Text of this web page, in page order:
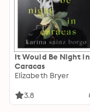
It Would Be Night in
Caracas
Elizabeth Bryer
3.8